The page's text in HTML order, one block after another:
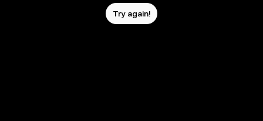
Try again!